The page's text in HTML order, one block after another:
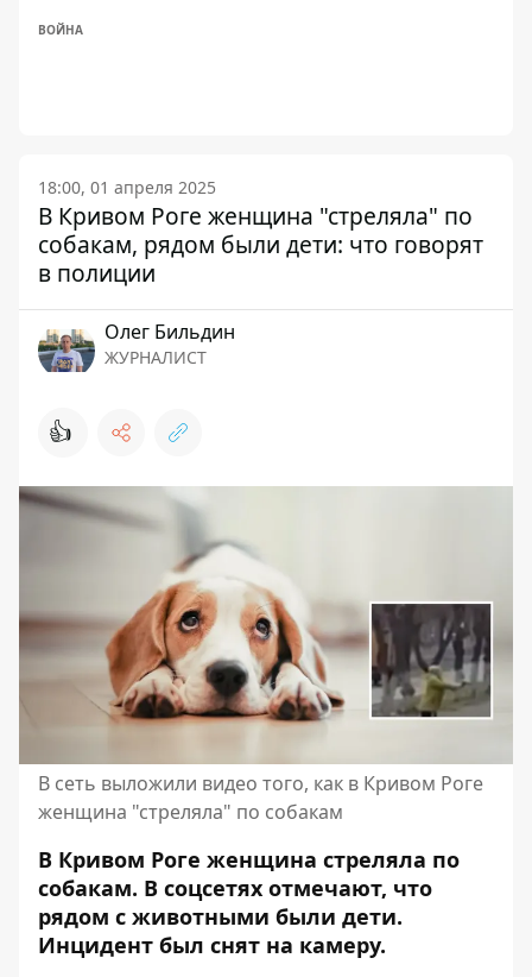
ВОЙНА
18:00, 01 апреля 2025
В Кривом Роге женщина "стреляла" по
собакам, рядом были дети: что говорят
в полиции
Олег Бильдин
ЖУРНАЛИСТ
👍
В сеть выложили видео того, как в Кривом Роге
женщина "стреляла" по собакам
В Кривом Роге женщина стреляла по
собакам. В соцсетях отмечают, что
рядом с животными были дети.
Инцидент был снят на камеру.